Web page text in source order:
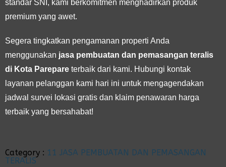
standar SNI, kami berkomitmen menghadirkan produk
premium yang awet.
Segera tingkatkan pengamanan properti Anda
menggunakan jasa pembuatan dan pemasangan teralis
di Kota Parepare terbaik dari kami. Hubungi kontak
layanan pelanggan kami hari ini untuk mengagendakan
jadwal survei lokasi gratis dan klaim penawaran harga
terbaik yang bersahabat!
Category : 11 JASA PEMBUATAN DAN PEMASANGAN
TERALIS